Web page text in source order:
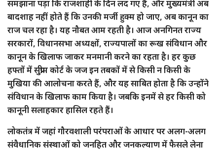
समझाना पड़ा कि राजशाही के दिन लद गए हैं, और मुख्यमंत्री अब
बादशाह नहीं होते हैं कि उनकी मर्जी हुक्म हो जाए, अब कानून का
राज चल रहा है। यह नौबत आम रहती है। आज अनगिनत राज्य
सरकारों, विधानसभा अध्यक्षों, राज्यपालों का रूख संविधान और
कानून के खिलाफ जाकर मनमानी करने का रहता है। हर कुछ
हफ्तों में सुप्रीम कोर्ट के जज इन तबकों में से किसी न किसी के
मुखिया की आलोचना करते हैं, और यह साबित होता है कि उन्होंने
संविधान के खिलाफ काम किया है। जबकि इनमें से हर किसी को
कानूनी सलाहकार हासिल रहते हैं।
लोकतंत्र में जहां गौरवशाली परंपराओं के आधार पर अलग-अलग
संवैधानिक संस्थाओं को जनहित और जनकल्याण में फैसले लेना